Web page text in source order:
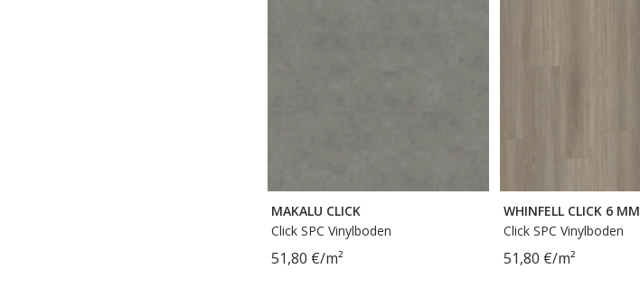
MAKALU CLICK
Click SPC Vinylboden
51,80 €/m²
WHINFELL CLICK 6 MM
Click SPC Vinylboden
51,80 €/m²